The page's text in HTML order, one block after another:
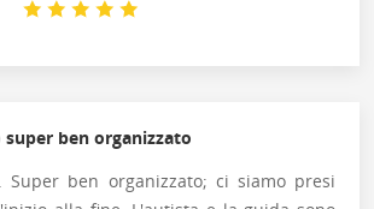
ben organizzato
Super ben organizzato; ci siamo presi